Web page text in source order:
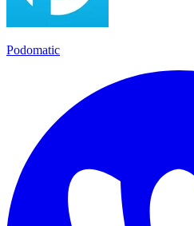
Podomatic